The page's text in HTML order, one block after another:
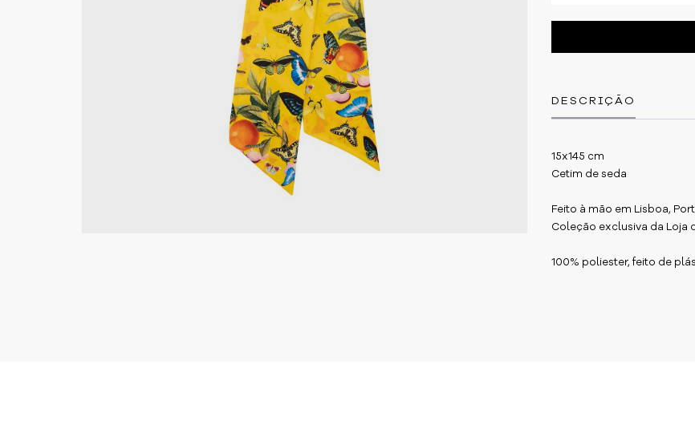
DESCRIÇÃO
15x145 cm
Cetim de seda
Feito à mão em Lisboa,
Coleção exclusiva da Loja
100% poliester, feito de